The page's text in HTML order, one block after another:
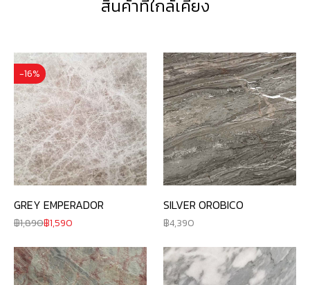
สินค้าที่ใกล้เคียง
-16%
GREY EMPERADOR
1,890 1,590
SILVER OROBICO
4,390